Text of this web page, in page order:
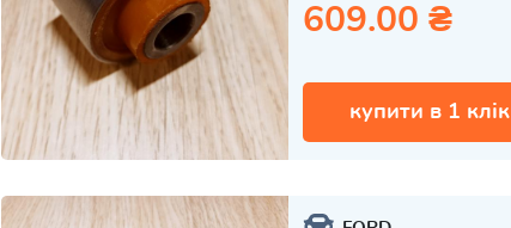
609.00 ₴
купити в 1 клік